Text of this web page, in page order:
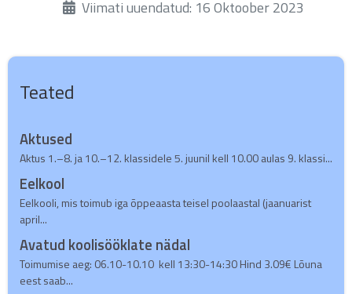
ÜksikasjadViimati uuendatud: 16 Oktoober 2023
Teated
Aktused
Aktus 1.–8. ja 10.–12. klassidele 5. juunil kell 10.00 aulas 9. klassi...
Eelkool
Eelkooli, mis toimub iga õppeaasta teisel poolaastal (jaanuarist
april...
Avatud koolisööklate nädal
Toimumise aeg: 06.10-10.10 kell 13:30-14:30 Hind 3.09€ Lõuna
eest saab...